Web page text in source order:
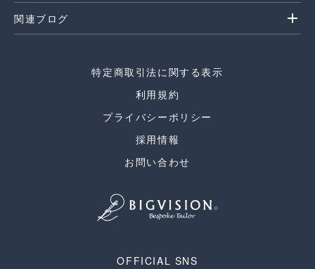
関連ブログ add
特定商取引法に関する表示
利用規約
プライバシーポリシー
採用情報
お問い合わせ
OFFICIAL SNS